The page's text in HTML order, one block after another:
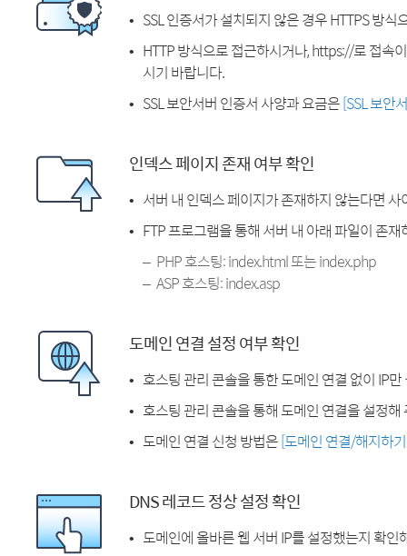
SSL 인증서가 설치되지 않은 경우 HTTPS 방식
HTTP 방식으로 접근하시거나, https://로 접속
시기 바랍니다.
SSL 보안서버 인증서 사양과 요금은[SSL 보안
인덱스 페이지 존재 여부 확인
서버 내 인덱스 페이지가 존재하지 않는다면
FTP 프로그램을 통해 서버 내 아래 파일이 존
PHP 호스팅: index.html 또는 index.php
ASP 호스팅: index.asp
도메인 연결 설정 여부 확인
호스팅 관리 콘솔을 통한 도메인 연결 없이 IP
호스팅 관리 콘솔을 통해 도메인 연결을 설정해
도메인 연결 신청 방법은[도메인 연결/해지하
DNS 레코드 정상 설정 확인
도메인에 올바른 웹 서버 IP를 설정했는지 확인